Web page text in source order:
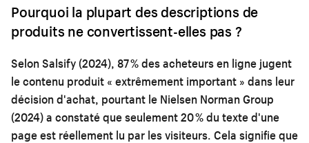
Pourquoi la plupart des descriptions de
produits ne convertissent-elles pas ?
Selon Salsify (2024), 87 % des acheteurs en ligne jugent
le contenu produit « extrêmement important » dans leur
décision d'achat, pourtant le Nielsen Norman Group
(2024) a constaté que seulement 20 % du texte d'une
page est réellement lu par les visiteurs. Cela signifie que